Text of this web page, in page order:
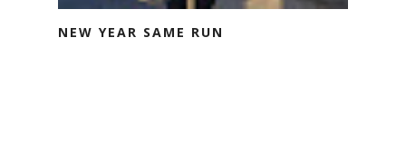
NEW YEAR SAME RUN